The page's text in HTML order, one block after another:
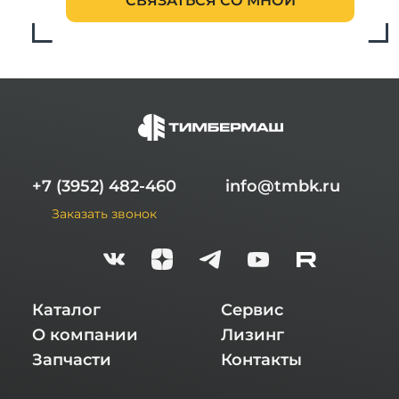
+7 (3952) 482-460
Заказать звонок
info@tmbk.ru
Каталог
О компании
Запчасти
Сервис
Лизинг
Контакты